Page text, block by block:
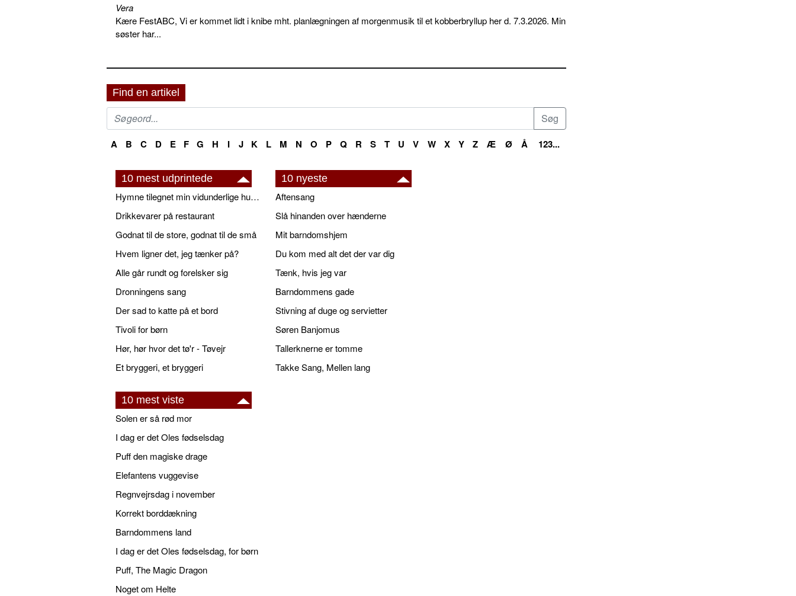
Vera
Kære FestABC, Vi er kommet lidt i knibe mht. planlægningen af morgenmusik til et kobberbryllup her d. 7.3.2026. Min
søster har...
Find en artikel
A B C D E F G H I J K L M N O P Q R S T U V W X Y Z Æ Ø Å 123...
10 mest udprintede
Hymne tilegnet min vidunderlige husbond
Drikkevarer på restaurant
Godnat til de store, godnat til de små
Hvem ligner det, jeg tænker på?
Alle går rundt og forelsker sig
Dronningens sang
Der sad to katte på et bord
Tivoli for børn
Hør, hør hvor det tø'r - Tøvejr
Et bryggeri, et bryggeri
10 nyeste
Aftensang
Slå hinanden over hænderne
Mit barndomshjem
Du kom med alt det der var dig
Tænk, hvis jeg var
Barndommens gade
Stivning af duge og servietter
Søren Banjomus
Tallerknerne er tomme
Takke Sang, Mellen lang
10 mest viste
Solen er så rød mor
I dag er det Oles fødselsdag
Puff den magiske drage
Elefantens vuggevise
Regnvejrsdag i november
Korrekt borddækning
Barndommens land
I dag er det Oles fødselsdag, for børn
Puff, The Magic Dragon
Noget om Helte